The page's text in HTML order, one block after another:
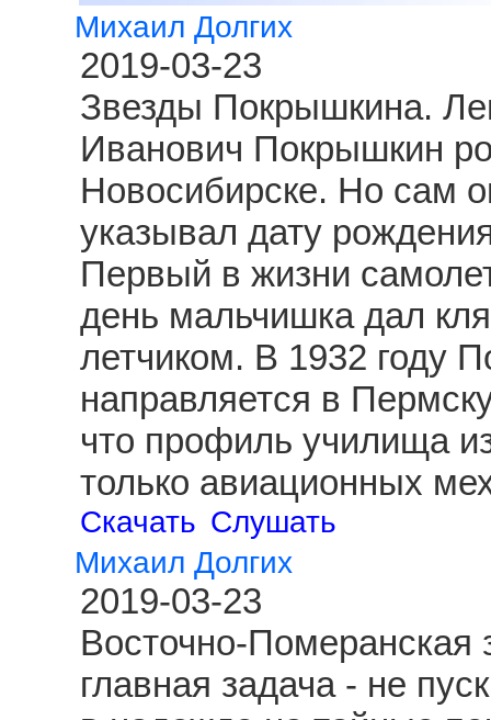
Михаил Долгих
2019-03-23
Звезды Покрышкина.
Иванович Покрышкин
Новосибирске. Но сам
указывал дату
Первый в жизни
день мальчишка дал
летчиком. В 1932 году
направляется в
что профиль училища
только авиационных
Скачать Слушать
Михаил Долгих
2019-03-23
Восточно-Померанская
главная задача - не